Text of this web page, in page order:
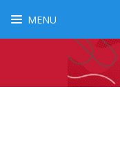
MENU